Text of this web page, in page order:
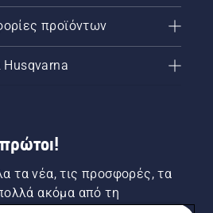
προϊόντων
Husqvarna
τα νέα, τις προσφορές, τα
ακόμα από τη